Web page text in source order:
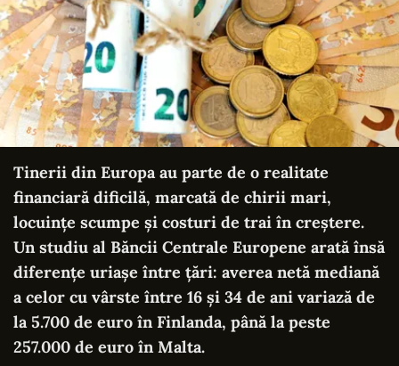
Tinerii din Europa au parte de o realitate
financiară dificilă, marcată de chirii mari,
locuințe scumpe și costuri de trai în creștere.
Un studiu al Băncii Centrale Europene arată însă
diferențe uriașe între țări: averea netă mediană
a celor cu vârste între 16 și 34 de ani variază de
la 5.700 de euro în Finlanda, până la peste
257.000 de euro în Malta.